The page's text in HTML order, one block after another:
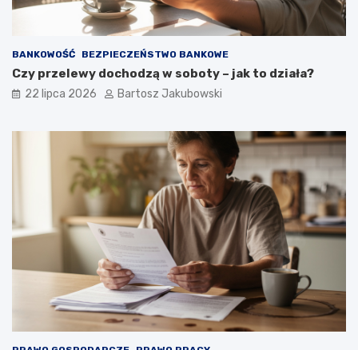
BANKOWOŚĆ BEZPIECZEŃSTWO BANKOWE
Czy przelewy dochodzą w soboty – jak to działa?
22 lipca 2026 Bartosz Jakubowski